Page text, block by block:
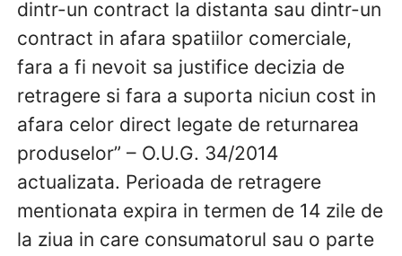
dintr-un contract la distanta sau dintr-un
contract in afara spatiilor comerciale,
fara a fi nevoit sa justifice decizia de
retragere si fara a suporta niciun cost in
afara celor direct legate de returnarea
produselor” – O.U.G. 34/2014
actualizata. Perioada de retragere
mentionata expira in termen de 14 zile de
la ziua in care consumatorul sau o parte